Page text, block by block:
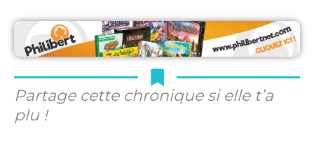
Partage cette chronique si elle t’a
plu !